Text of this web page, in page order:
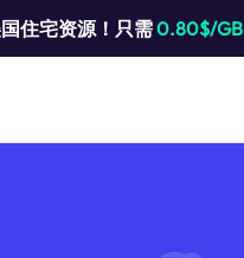
住宅资源！只需0.80$/GB